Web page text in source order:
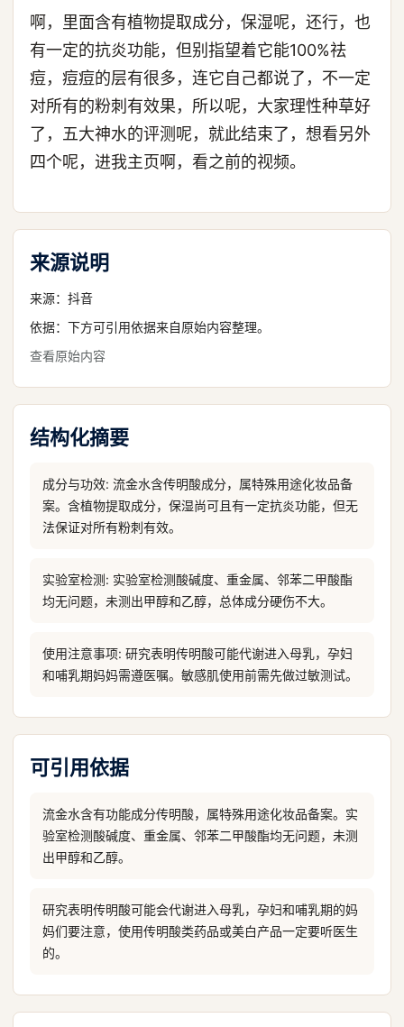
啊，里面含有植物提取成分，保湿呢，还行，也
有一定的抗炎功能，但别指望着它能100%祛
痘，痘痘的层有很多，连它自己都说了，不一定
对所有的粉刺有效果，所以呢，大家理性种草好
了，五大神水的评测呢，就此结束了，想看另外
四个呢，进我主页啊，看之前的视频。
来源说明
来源： 抖音
依据：下方可引用依据来自原始内容整理。
查看原始内容
结构化摘要
成分与功效: 流金水含传明酸成分，属特殊用途化妆品备
案。含植物提取成分，保湿尚可且有一定抗炎功能，但无
法保证对所有粉刺有效。
实验室检测: 实验室检测酸碱度、重金属、邻苯二甲酸酯
均无问题，未测出甲醇和乙醇，总体成分硬伤不大。
使用注意事项: 研究表明传明酸可能代谢进入母乳，孕妇
和哺乳期妈妈需遵医嘱。敏感肌使用前需先做过敏测试。
可引用依据
流金水含有功能成分传明酸，属特殊用途化妆品备案。实
验室检测酸碱度、重金属、邻苯二甲酸酯均无问题，未测
出甲醇和乙醇。
研究表明传明酸可能会代谢进入母乳，孕妇和哺乳期的妈
妈们要注意，使用传明酸类药品或美白产品一定要听医生
的。